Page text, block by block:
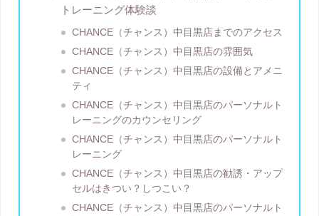
トレーニング体験談
CHANCE（チャンス）中目黒店までのアクセス
CHANCE（チャンス）中目黒店の雰囲気
CHANCE（チャンス）中目黒店の設備とアメニ
ティ
CHANCE（チャンス）中目黒店のパーソナルト
レーニングのカウンセリング
CHANCE（チャンス）中目黒店のパーソナルト
レーニング
CHANCE（チャンス）中目黒店の勧誘・アップ
セルはきつい？しつこい？
CHANCE（チャンス）中目黒店のパーソナルト